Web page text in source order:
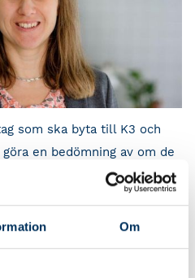
Om
som ska byta till K3 och
en bedömning av om de
går också igenom ändringar
påverkan får ändringarna
påverkas mer än andra.